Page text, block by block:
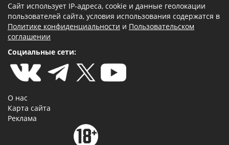
Сайт использует IP-адреса, cookie и данные геолокации
пользователей сайта, условия использования содержатся в
Политике конфиденциальности и Пользовательском
соглашении
Социальные сети:
О нас
Карта сайта
Реклама